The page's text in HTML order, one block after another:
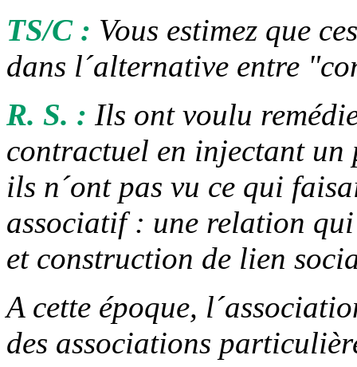
TS/C : Vous estimez que
dans l´alternative entre
R. S. : Ils ont voulu
contractuel en injectant un
ils n´ont pas vu ce qui
associatif : une relation
et construction de lien
A cette époque,
des associations